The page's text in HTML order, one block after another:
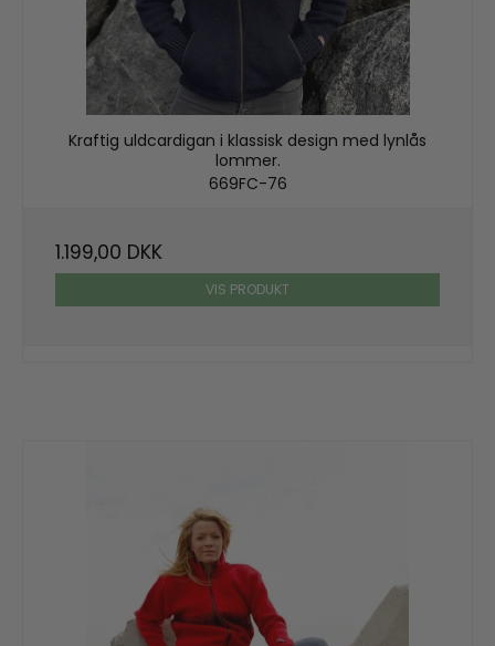
Kraftig uldcardigan i klassisk design med lynlås
lommer.
669FC-76
1.199,00 DKK
VIS PRODUKT